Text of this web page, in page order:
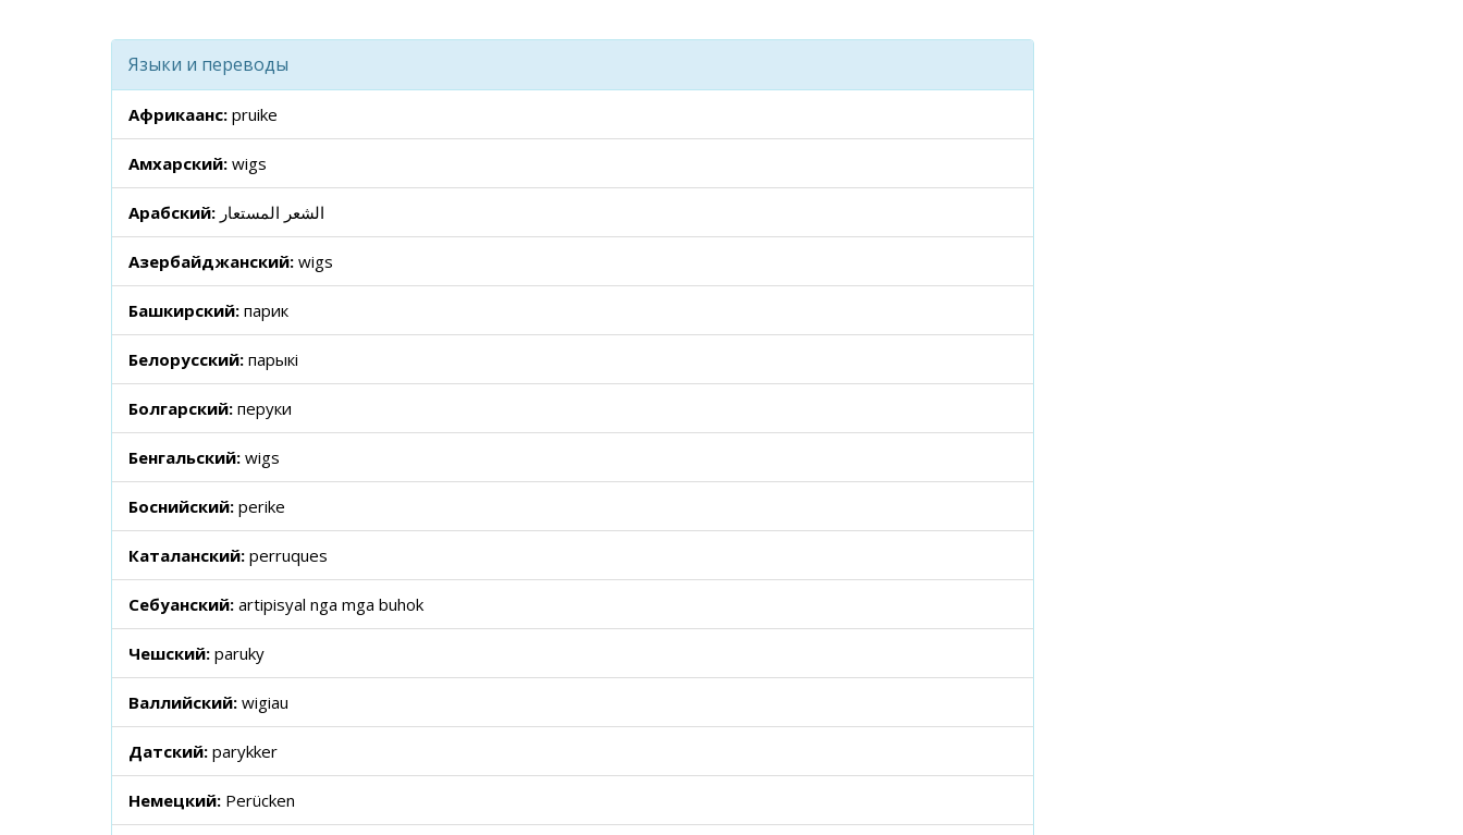
Языки и переводы
Африкаанс: pruike
Амхарский: wigs
Арабский: الشعر المستعار
Азербайджанский: wigs
Башкирский: парик
Белорусский: парыкі
Болгарский: перуки
Бенгальский: wigs
Боснийский: perike
Каталанский: perruques
Себуанский: artipisyal nga mga buhok
Чешский: paruky
Валлийский: wigiau
Датский: parykker
Немецкий: Perücken